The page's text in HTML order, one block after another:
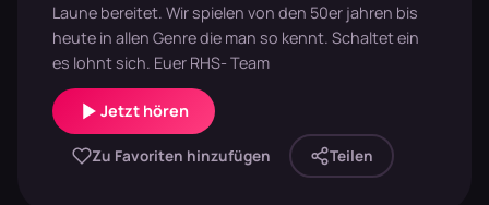
Laune bereitet. Wir spielen von den 50er jahren bis
heute in allen Genre die man so kennt. Schaltet ein
es lohnt sich. Euer RHS- Team
Jetzt hören
Zu Favoriten hinzufügen Teilen